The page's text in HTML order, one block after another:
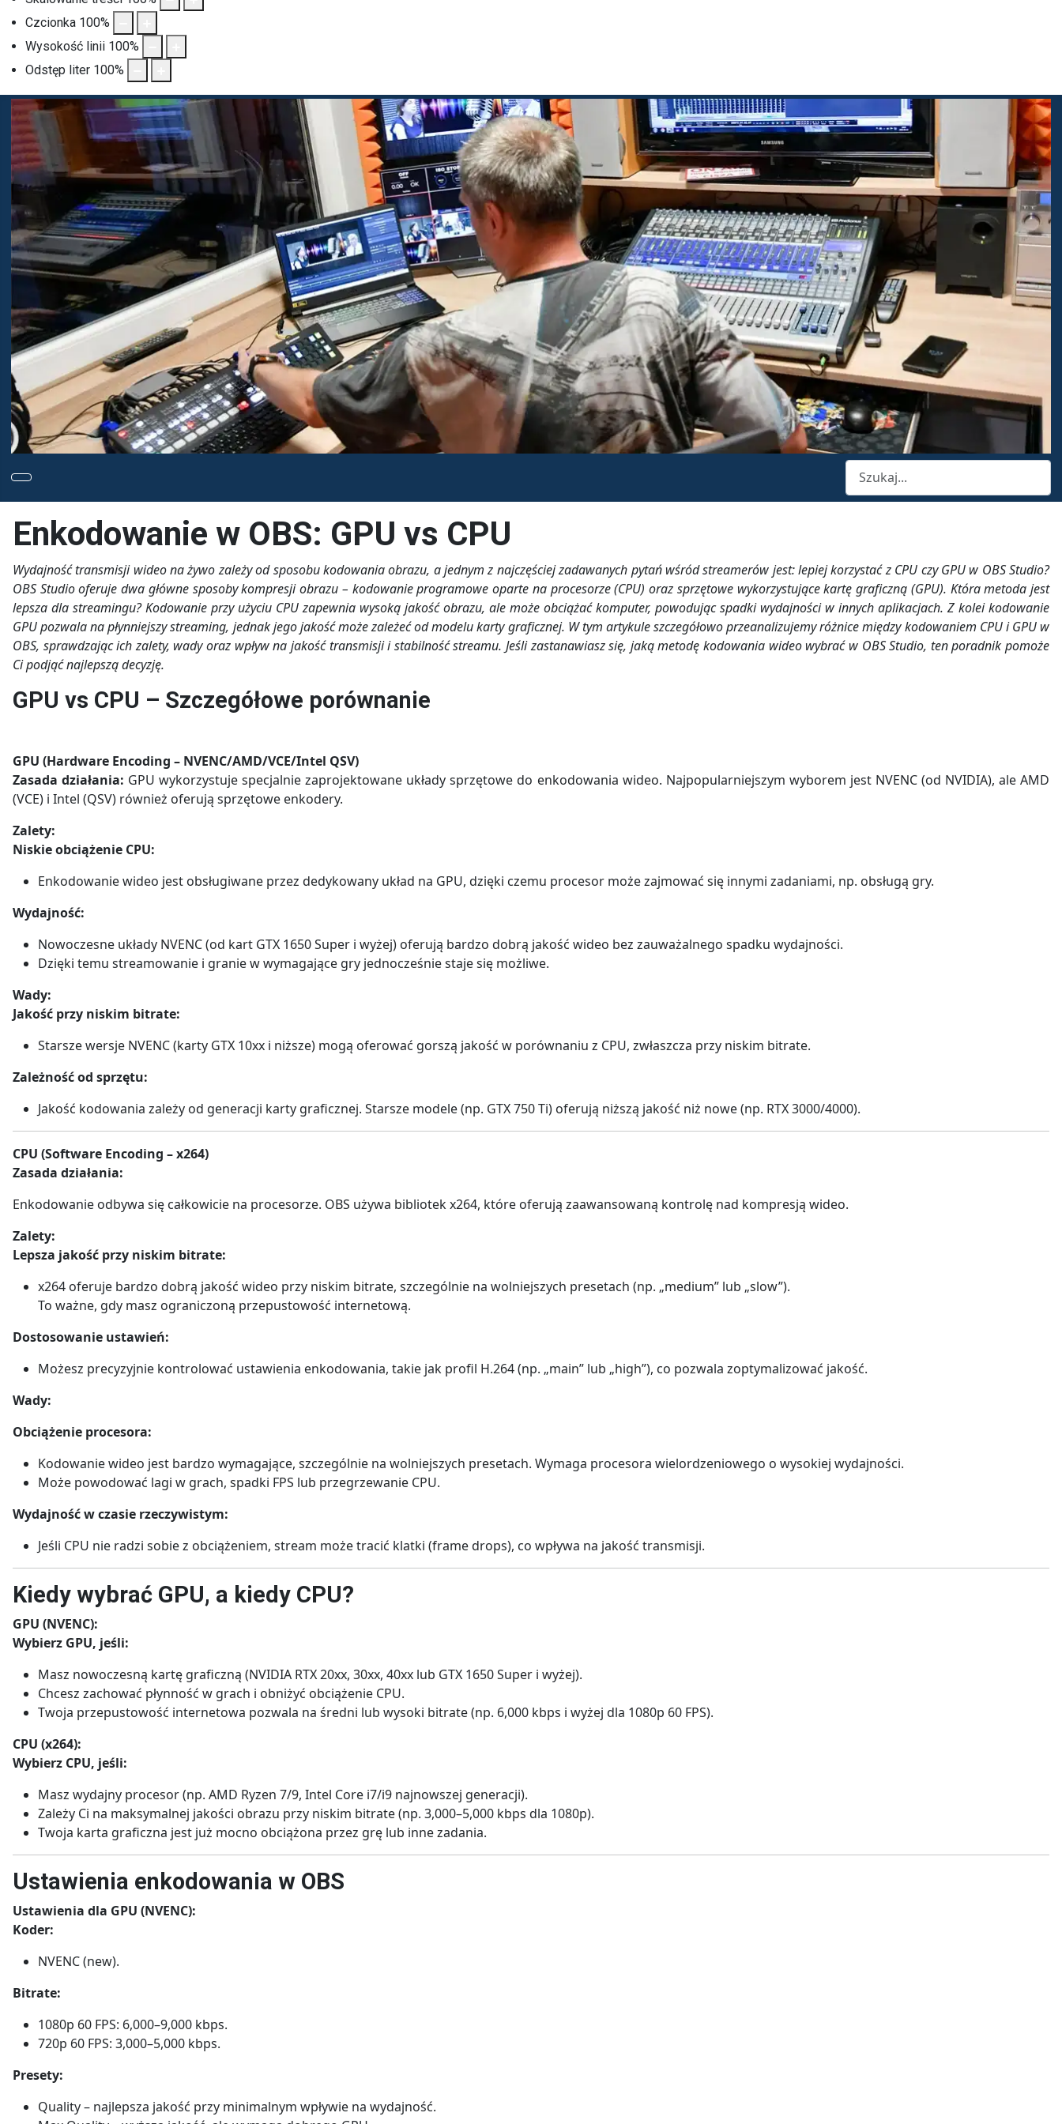
Czcionka 100%
Wysokość linii 100%
Odstęp liter 100%
Szukaj
Enkodowanie w OBS: GPU vs CPU
Wydajność transmisji wideo na żywo zależy od sposobu kodowania obrazu, a jednym z najczęściej zadawanych pytań wśród streamerów jest: lepiej korzystać z CPU czy GPU w OBS Studio?
OBS Studio oferuje dwa główne sposoby kompresji obrazu – kodowanie programowe oparte na procesorze (CPU) oraz sprzętowe wykorzystujące kartę graficzną (GPU). Która metoda jest
lepsza dla streamingu? Kodowanie przy użyciu CPU zapewnia wysoką jakość obrazu, ale może obciążać komputer, powodując spadki wydajności w innych aplikacjach. Z kolei kodowanie
GPU pozwala na płynniejszy streaming, jednak jego jakość może zależeć od modelu karty graficznej. W tym artykule szczegółowo przeanalizujemy różnice między kodowaniem CPU i GPU w
OBS, sprawdzając ich zalety, wady oraz wpływ na jakość transmisji i stabilność streamu. Jeśli zastanawiasz się, jaką metodę kodowania wideo wybrać w OBS Studio, ten poradnik pomoże
Ci podjąć najlepszą decyzję.
GPU vs CPU – Szczegółowe porównanie
GPU (Hardware Encoding – NVENC/AMD/VCE/Intel QSV)
Zasada działania: GPU wykorzystuje specjalnie zaprojektowane układy sprzętowe do enkodowania wideo. Najpopularniejszym wyborem jest NVENC (od NVIDIA), ale AMD
(VCE) i Intel (QSV) również oferują sprzętowe enkodery.
Zalety:
Niskie obciążenie CPU:
Enkodowanie wideo jest obsługiwane przez dedykowany układ na GPU, dzięki czemu procesor może zajmować się innymi zadaniami, np. obsługą gry.
Wydajność:
Nowoczesne układy NVENC (od kart GTX 1650 Super i wyżej) oferują bardzo dobrą jakość wideo bez zauważalnego spadku wydajności.
Dzięki temu streamowanie i granie w wymagające gry jednocześnie staje się możliwe.
Wady:
Jakość przy niskim bitrate:
Starsze wersje NVENC (karty GTX 10xx i niższe) mogą oferować gorszą jakość w porównaniu z CPU, zwłaszcza przy niskim bitrate.
Zależność od sprzętu:
Jakość kodowania zależy od generacji karty graficznej. Starsze modele (np. GTX 750 Ti) oferują niższą jakość niż nowe (np. RTX 3000/4000).
CPU (Software Encoding – x264)
Zasada działania:
Enkodowanie odbywa się całkowicie na procesorze. OBS używa bibliotek x264, które oferują zaawansowaną kontrolę nad kompresją wideo.
Zalety:
Lepsza jakość przy niskim bitrate:
x264 oferuje bardzo dobrą jakość wideo przy niskim bitrate, szczególnie na wolniejszych presetach (np. „medium” lub „slow”).
To ważne, gdy masz ograniczoną przepustowość internetową.
Dostosowanie ustawień:
Możesz precyzyjnie kontrolować ustawienia enkodowania, takie jak profil H.264 (np. „main” lub „high”), co pozwala zoptymalizować jakość.
Wady:
Obciążenie procesora:
Kodowanie wideo jest bardzo wymagające, szczególnie na wolniejszych presetach. Wymaga procesora wielordzeniowego o wysokiej wydajności.
Może powodować lagi w grach, spadki FPS lub przegrzewanie CPU.
Wydajność w czasie rzeczywistym:
Jeśli CPU nie radzi sobie z obciążeniem, stream może tracić klatki (frame drops), co wpływa na jakość transmisji.
Kiedy wybrać GPU, a kiedy CPU?
GPU (NVENC):
Wybierz GPU, jeśli:
Masz nowoczesną kartę graficzną (NVIDIA RTX 20xx, 30xx, 40xx lub GTX 1650 Super i wyżej).
Chcesz zachować płynność w grach i obniżyć obciążenie CPU.
Twoja przepustowość internetowa pozwala na średni lub wysoki bitrate (np. 6,000 kbps i wyżej dla 1080p 60 FPS).
CPU (x264):
Wybierz CPU, jeśli:
Masz wydajny procesor (np. AMD Ryzen 7/9, Intel Core i7/i9 najnowszej generacji).
Zależy Ci na maksymalnej jakości obrazu przy niskim bitrate (np. 3,000–5,000 kbps dla 1080p).
Twoja karta graficzna jest już mocno obciążona przez grę lub inne zadania.
Ustawienia enkodowania w OBS
Ustawienia dla GPU (NVENC):
Koder:
NVENC (new).
Bitrate:
1080p 60 FPS: 6,000–9,000 kbps.
720p 60 FPS: 3,000–5,000 kbps.
Presety:
Quality – najlepsza jakość przy minimalnym wpływie na wydajność.